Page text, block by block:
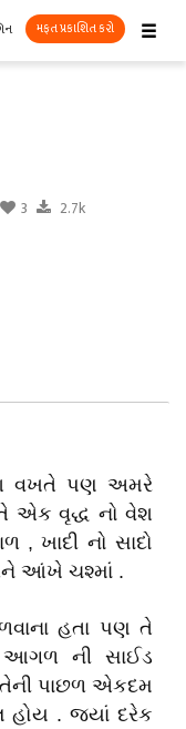
☰
મફત પ્રકાશિત કરો
3 2.7k
વખતે પણ અમરે
એક વૃદ્ધ નો વેશ
, ખાદી નો સાદો
અને આંખે ચશ્માં .
હતા પણ તે
ની સાઈડ
તેની પાછળ એકદમ
હોય . જ્યાં દરેક